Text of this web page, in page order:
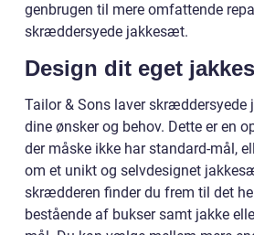
genbrugen til mere omfattende
skræddersyede jakkesæt.
Design dit eget
Tailor & Sons laver
dine ønsker og behov. Dette er en
der måske ikke har standard-mål,
om et unikt og selvdesignet
skrædderen finder du frem til det
bestående af bukser samt jakke